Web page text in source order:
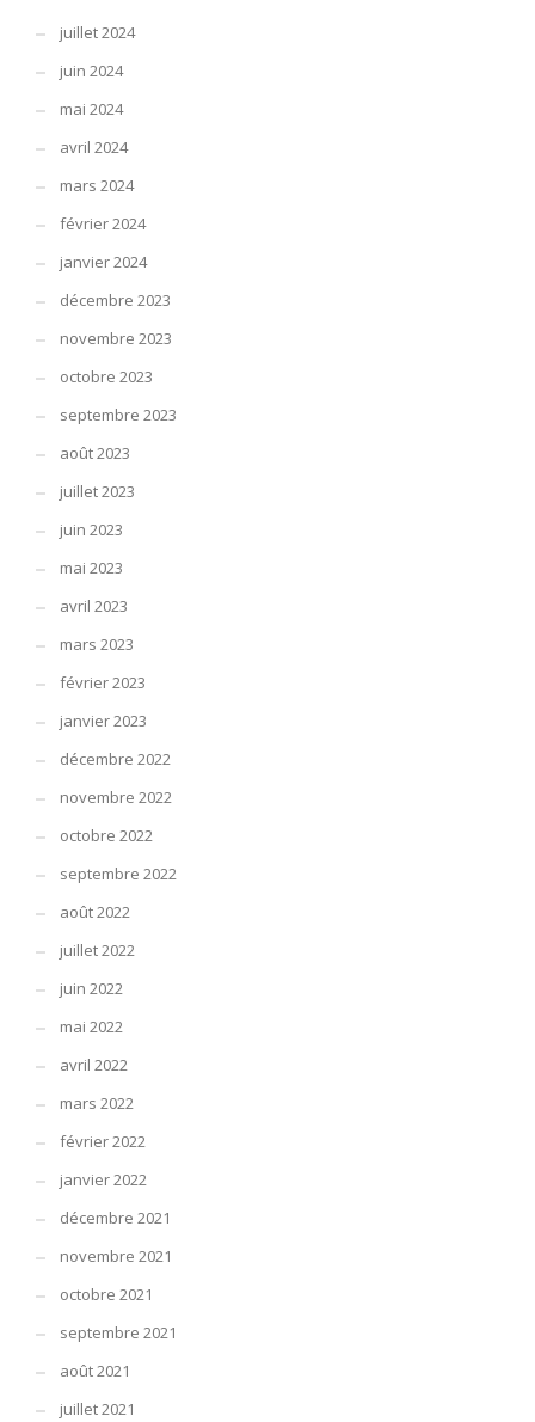
juillet 2024
juin 2024
mai 2024
avril 2024
mars 2024
février 2024
janvier 2024
décembre 2023
novembre 2023
octobre 2023
septembre 2023
août 2023
juillet 2023
juin 2023
mai 2023
avril 2023
mars 2023
février 2023
janvier 2023
décembre 2022
novembre 2022
octobre 2022
septembre 2022
août 2022
juillet 2022
juin 2022
mai 2022
avril 2022
mars 2022
février 2022
janvier 2022
décembre 2021
novembre 2021
octobre 2021
septembre 2021
août 2021
juillet 2021